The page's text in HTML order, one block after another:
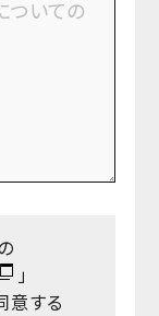
」
意する